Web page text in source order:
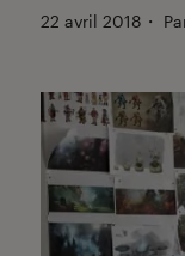
22 avril 2018 ・